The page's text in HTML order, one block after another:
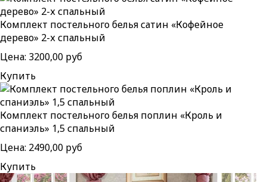
Комплект постельного белья сатин «Кофейное
дерево» 2-х спальный
Цена: 3200,00 руб
Купить
Комплект постельного белья поплин «Кроль и
спаниэль» 1,5 спальный
Цена: 2490,00 руб
Купить